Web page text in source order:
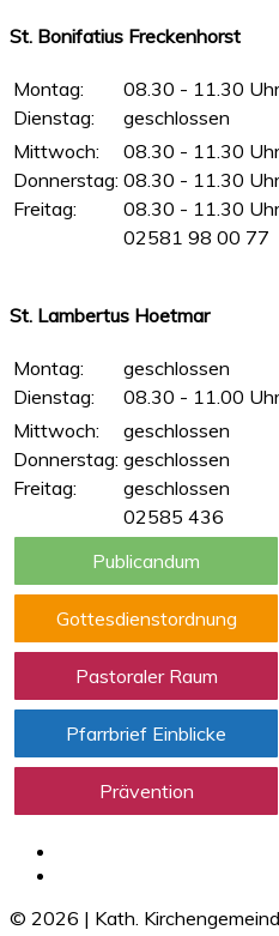
St. Bonifatius Freckenhorst
Montag:
08.30 - 11.30 Uhr
Dienstag:
geschlossen
Mittwoch:
08.30 - 11.30 Uhr
Donnerstag: 08.30 - 11.30 Uhr
Freitag:
08.30 - 11.30 Uhr
02581 98 00 77
St. Lambertus Hoetmar
Montag:
geschlossen
Dienstag:
08.30 - 11.00
Mittwoch:
geschlossen
Donnerstag: geschlossen
Freitag:
geschlossen
02585 436
Publicandum
Gottesdienstordnung
Pastoraler Raum
Pfarrbrief Einblicke
Prävention
© 2026 | Kath.